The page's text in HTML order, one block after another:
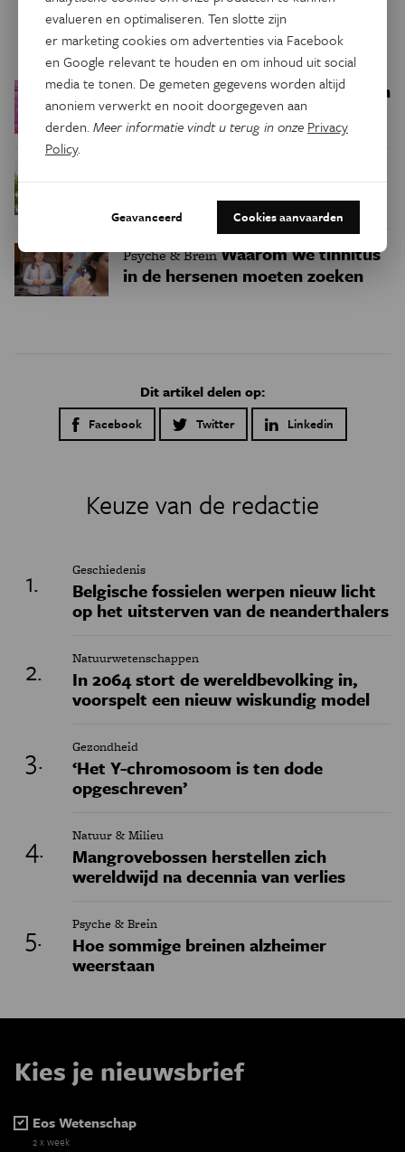
Trending
Ruimte Een bakkerij op 400 miljoen
kilometer van de aarde
insecten in de winter?
Psyche & BreinWaarom we tinnitus
in de hersenen moeten zoeken
Dit artikel delen op:
Facebook Twitter Linkedin
Keuze van de redactie
Geschiedenis
Belgische fossielen werpen nieuw licht
op het uitsterven van de neanderthalers
Natuurwetenschappen
In 2064 stort de wereldbevolking in,
voorspelt een nieuw wiskundig model
Gezondheid
‘Het Y-chromosoom is ten dode
opgeschreven’
Natuur & Milieu
Mangrovebossen herstellen zich
wereldwijd na decennia van verlies
Psyche & Brein
Hoe sommige breinen alzheimer
weerstaan
Kies je nieuwsbrief
Eos Wetenschap
2 x week
evalueren en optimaliseren. Ten slotte zijn
er marketing cookies om advertenties via Facebook
en Google relevant te houden en om inhoud uit social
media te tonen. De gemeten gegevens worden altijd
anoniem verwerkt en nooit doorgegeven aan
derden.Meer informatie vindt u terug in onze Privacy
Policy.
Geavanceerd Cookies aanvaarden